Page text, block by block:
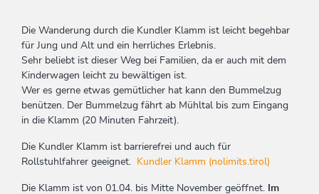
Die Wanderung durch die Kundler Klamm ist leicht begehbar
für Jung und Alt und ein herrliches Erlebnis.
Sehr beliebt ist dieser Weg bei Familien, da er auch mit dem
Kinderwagen leicht zu bewältigen ist.
Wer es gerne etwas gemütlicher hat kann den Bummelzug
benützen. Der Bummelzug fährt ab Mühltal bis zum Eingang
in die Klamm (20 Minuten Fahrzeit).
Die Kundler Klamm ist barrierefrei und auch für
Rollstuhlfahrer geeignet.
Kundler Klamm (nolimits.tirol)
Die Klamm ist von 01.04. bis Mitte November geöffnet.
Im